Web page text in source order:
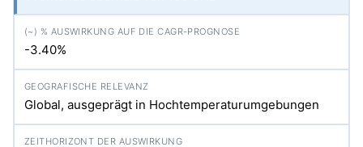
-3.40%
Global, ausgeprägt in Hochtemperaturumgebungen